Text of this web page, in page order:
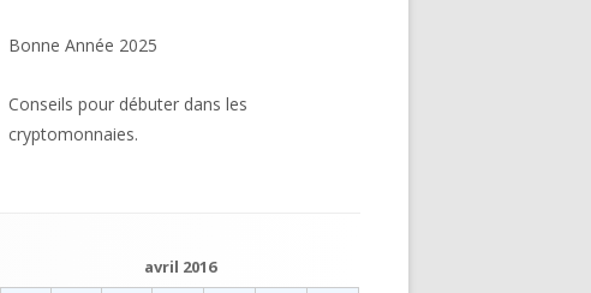
Bonne Année 2025
Conseils pour débuter dans les
cryptomonnaies.
avril 2016